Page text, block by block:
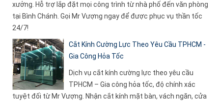
xưởng. Hỗ trợ lắp đặt mọi công trình từ nhà phố đến văn phòng
tại Bình Chánh. Gọi Mr Vượng ngay để được phục vụ thần tốc
24/7!
Cắt Kính Cường Lực Theo Yêu Cầu TPHCM -
Gia Công Hỏa Tốc
Dịch vụ cắt kính cường lực theo yêu cầu
TPHCM – Gia công hỏa tốc, độ chính xác
tuyệt đối từ Mr Vượng. Nhận cắt kính mặt bàn, vách ngăn, cửa